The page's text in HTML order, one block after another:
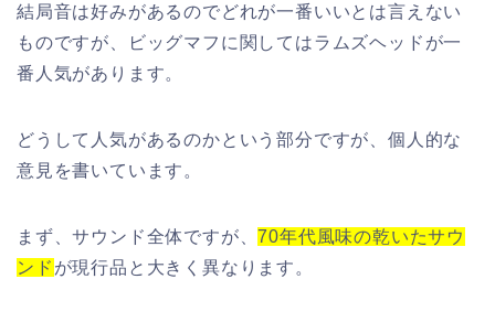
結局音は好みがあるのでどれが一番いいとは言えない
ものですが、ビッグマフに関してはラムズヘッドが一
番人気があります。
どうして人気があるのかという部分ですが、個人的な
意見を書いています。
まず、サウンド全体ですが、70年代風味の乾いたサウ
ンド が現行品と大きく異なります。